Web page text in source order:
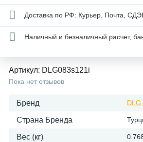
Доставка по РФ: Курьер, Почта,
Наличный и безналичный расчет,
Артикул: DLG083s121i
Пока нет отзывов
Бренд DLG
Страна Бренда
Вес (кг)